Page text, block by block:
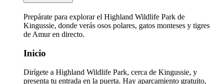
Prepárate para explorar el Highland Wildlife Park de
Kingussie, donde verás osos polares, gatos monteses y tigres
de Amur en directo.
Inicio
Dirígete a Highland Wildlife Park, cerca de Kingussie, y
presenta tu entrada en la puerta. Hay aparcamiento gratuito,